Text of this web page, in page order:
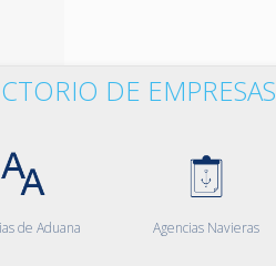
DE EMPRESAS
de Aduana Agencias Navieras